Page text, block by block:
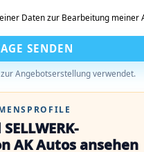
Daten zur Bearbeitung meiner
SENDEN
Angebotserstellung verwendet.
AK Autos ansehen